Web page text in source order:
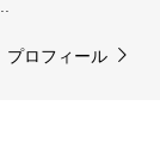
プロフィール